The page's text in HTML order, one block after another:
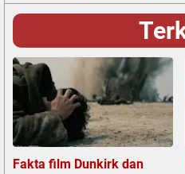
Fakta film Dunkirk dan